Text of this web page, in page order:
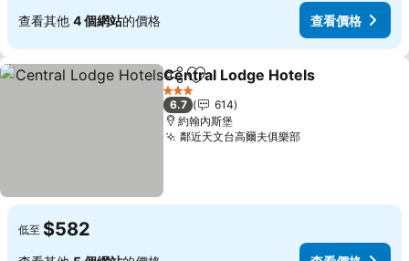
查看其他 4 個網站的價格 查看價格
分享 加入我的最愛
Central Lodge Hotels
3 星級
6.7
614
約翰內斯堡
鄰近天文台高爾夫俱樂部查看價格
低至 $582